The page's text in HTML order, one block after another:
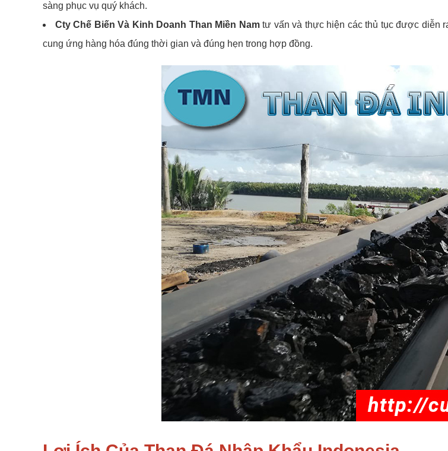
sàng phục vụ quý khách.
Cty Chế Biến Và Kinh Doanh Than Miền Namtư vấn và thực hiện các thủ tục được diễn
cung ứng hàng hóa đúng thời gian và đúng hẹn trong hợp đồng.